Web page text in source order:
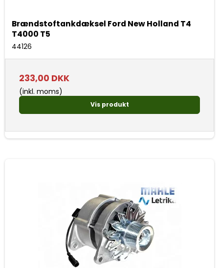
Brændstoftankdæksel Ford New Holland T4
T4000 T5
44126
233,00 DKK
(inkl. moms)
Vis produkt